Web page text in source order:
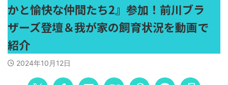
かと愉快な仲間たち2』参加！前川ブラ
ザーズ登壇＆我が家の飼育状況を動画で
紹介
2024年10月12日